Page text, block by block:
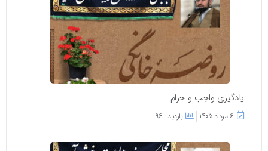
یادگیری واجب و حرام
۶ مرداد ۱۴۰۵ بازدید : 96